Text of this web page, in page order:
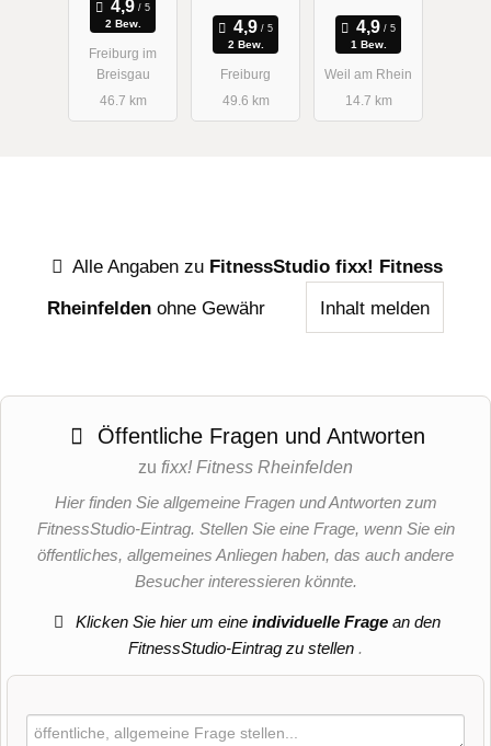
(fgz) am
Institut für
Sport und
Sportwissen
schaften
2 Bew.
Freiburg im
Breisgau
46.7 km
2 Bew.
Freiburg
49.6 km
1 Bew.
Weil am Rhein
14.7 km
Alle Angaben zu FitnessStudio fixx! Fitness
Rheinfelden ohne Gewähr Inhalt melden
Öffentliche Fragen und Antworten
zu fixx! Fitness Rheinfelden
Hier finden Sie allgemeine Fragen und Antworten zum
FitnessStudio-Eintrag. Stellen Sie eine Frage, wenn Sie ein
öffentliches, allgemeines Anliegen haben, das auch andere
Besucher interessieren könnte.
Klicken Sie hier um eineindividuelle Frage an den
FitnessStudio-Eintrag zu stellen .